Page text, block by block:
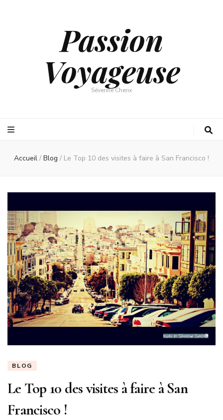
Passion
Voyageuse
Séverine Cherix
Accueil / Blog / Le Top 10 des visites à faire à San Francisco !
BLOG
Le Top 10 des visites à faire à San
Francisco !